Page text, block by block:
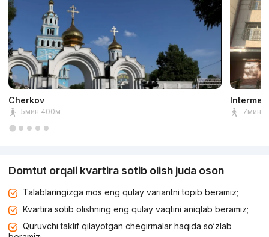
Cherkov
5мин 400м 7мин
Domtut orqali kvartira sotib olish juda oson
Talablaringizga mos eng qulay variantni topib beramiz;
Kvartira sotib olishning eng qulay vaqtini aniqlab beramiz;
Quruvchi taklif qilayotgan chegirmalar haqida so‘zlab